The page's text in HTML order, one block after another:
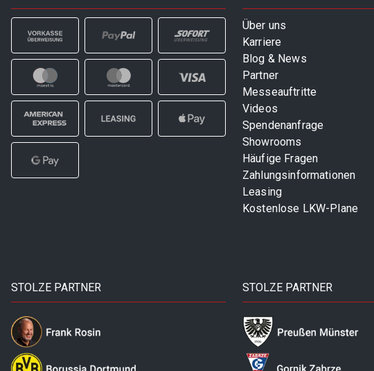
Über uns
Karriere
Blog & News
Partner
Messeauftritte
Videos
Spendenanfrage
Showrooms
Häufige Fragen
Zahlungsinformationen
Leasing
Kostenlose LKW-Plane
STOLZE PARTNER STOLZE PARTNER